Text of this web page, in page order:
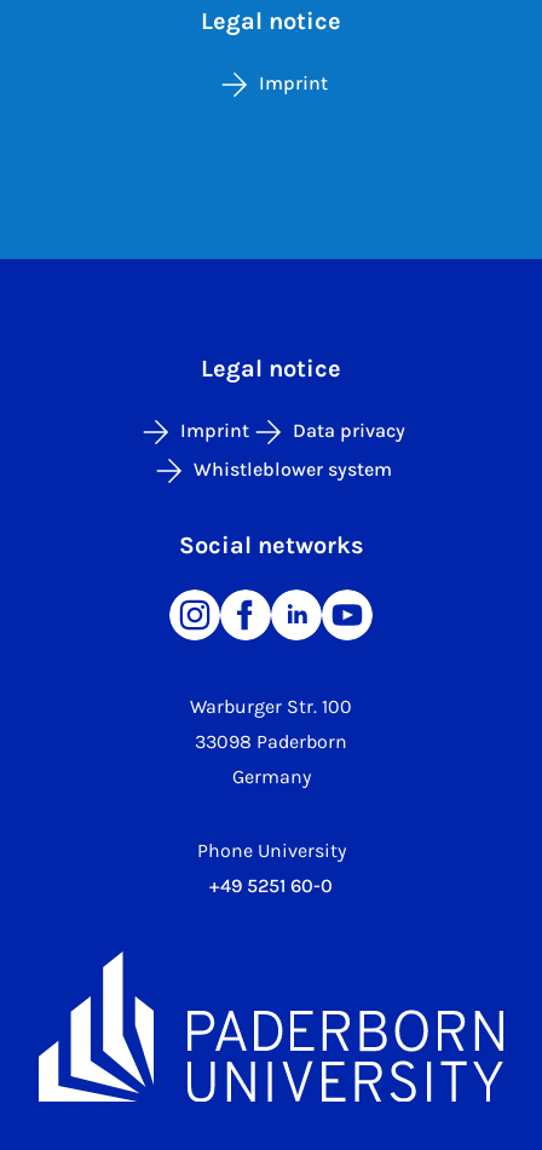
Legal notice
Imprint
Warburger Str. 100
33098 Paderborn
Germany
Phone University
+49 5251 60-0
Legal notice
Imprint
Data privacy
Whistleblower system
Social networks